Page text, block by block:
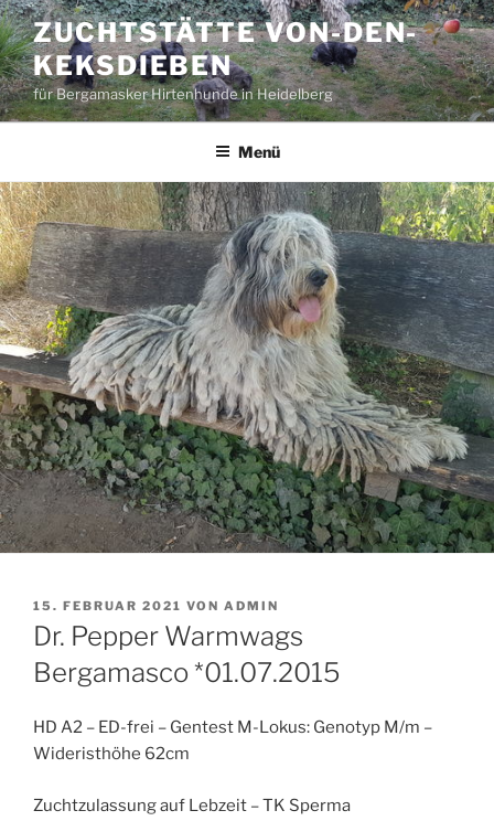
Zum
Inhalt
springen
ZUCHTSTÄTTE VON-DEN-
KEKSDIEBEN
für Bergamasker Hirtenhunde in Heidelberg
Menü
VERÖFFENTLICHT
AM
15. FEBRUAR 2021 VON ADMIN
Dr. Pepper Warmwags
Bergamasco *01.07.2015
HD A2 – ED-frei – Gentest M-Lokus: Genotyp M/m –
Wideristhöhe 62cm
Zuchtzulassung auf Lebzeit – TK Sperma